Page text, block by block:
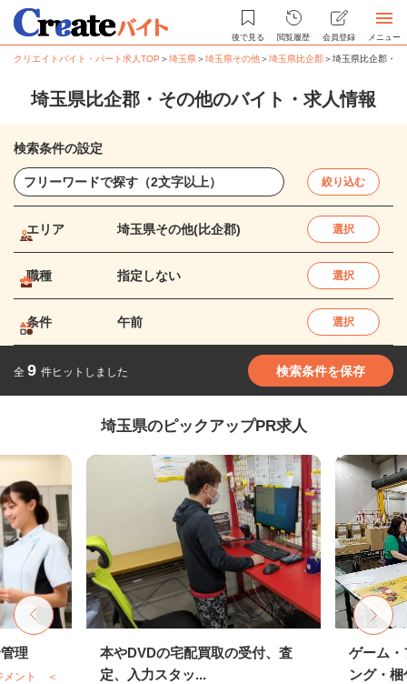
後で見る 閲覧履歴 会員登録 メニュー
クリエイトバイト・パート求人TOP ＞埼玉県＞埼玉県その他＞埼玉県比企郡＞埼玉県比企郡・
埼玉県比企郡・その他のバイト・求人情報
検索条件の設定
絞り込む
エリア 埼玉県その他(比企郡) 選択
職種 指定しない 選択
条件 午前 選択
全 9 件ヒットしました 検索条件を保存
埼玉県のピックアップPR求人
理
メント ＜
本やDVDの宅配買取の受付、査
定、入力スタッ...
ゲーム・
ング・